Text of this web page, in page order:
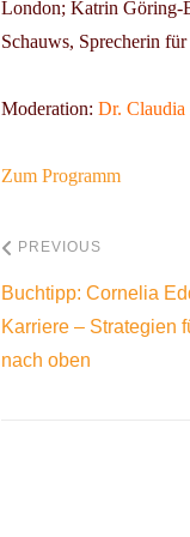
London; Katrin Göring-
Schauws, Sprecherin
Moderation: Dr. Claudia
Zum Programm
PREVIOUS
Buchtipp: Cornelia
Karriere – Strategien
nach oben